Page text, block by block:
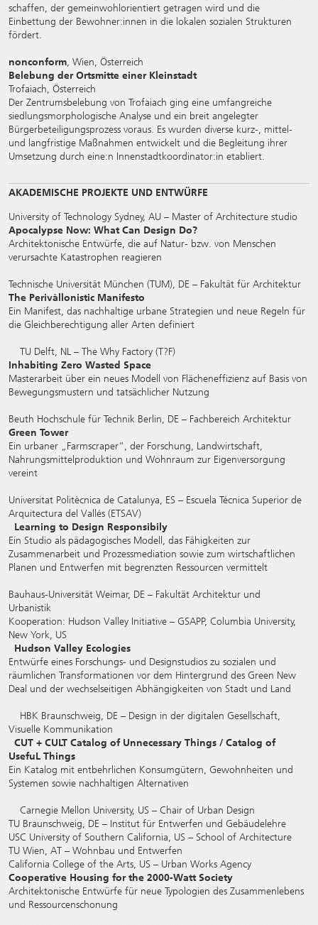
schaffen, der gemeinwohlorientiert getragen wird und die
Einbettung der Bewohner:innen in die lokalen sozialen Strukturen
fördert.
nonconform, Wien, Österreich
Belebung der Ortsmitte einer Kleinstadt
Trofaiach, Österreich
Der Zentrumsbelebung von Trofaiach ging eine umfangreiche
siedlungsmorphologische Analyse und ein breit angelegter
Bürgerbeteiligungsprozess voraus. Es wurden diverse kurz-, mittel-
und langfristige Maßnahmen entwickelt und die Begleitung ihrer
Umsetzung durch eine:n Innenstadtkoordinator:in etabliert.
AKADEMISCHE PROJEKTE UND ENTWÜRFE
University of Technology Sydney, AU – Master of Architecture studio
Apocalypse Now: What Can Design Do?
Architektonische Entwürfe, die auf Natur- bzw. von Menschen
verursachte Katastrophen reagieren
Technische Universität München (TUM), DE – Fakultät für Architektur
The Perivàllonistic Manifesto
Ein Manifest, das nachhaltige urbane Strategien und neue Regeln für
die Gleichberechtigung aller Arten definiert
TU Delft, NL – The Why Factory (T?F)
Inhabiting Zero Wasted Space
Masterarbeit über ein neues Modell von Flächeneffizienz auf Basis von
Bewegungsmustern und tatsächlicher Nutzung
Beuth Hochschule für Technik Berlin, DE – Fachbereich Architektur
Green Tower
Ein urbaner „Farmscraper“, der Forschung, Landwirtschaft,
Nahrungsmittelproduktion und Wohnraum zur Eigenversorgung
vereint
Universitat Politècnica de Catalunya, ES – Escuela Técnica Superior de
Arquitectura del Vallés (ETSAV)
Learning to Design Responsibily
Ein Studio als pädagogisches Modell, das Fähigkeiten zur
Zusammenarbeit und Prozessmediation sowie zum wirtschaftlichen
Planen und Entwerfen mit begrenzten Ressourcen vermittelt
Bauhaus-Universität Weimar, DE – Fakultät Architektur und
Urbanistik
Kooperation: Hudson Valley Initiative – GSAPP, Columbia University,
New York, US
Hudson Valley Ecologies
Entwürfe eines Forschungs- und Designstudios zu sozialen und
räumlichen Transformationen vor dem Hintergrund des Green New
Deal und der wechselseitigen Abhängigkeiten von Stadt und Land
HBK Braunschweig, DE – Design in der digitalen Gesellschaft,
Visuelle Kommunikation
CUT + CULT Catalog of Unnecessary Things / Catalog of
UsefuL Things
Ein Katalog mit entbehrlichen Konsumgütern, Gewohnheiten und
Systemen sowie nachhaltigen Alternativen
Carnegie Mellon University, US – Chair of Urban Design
TU Braunschweig, DE – Institut für Entwerfen und Gebäudelehre
USC University of Southern California, US – School of Architecture
TU Wien, AT – Wohnbau und Entwerfen
California College of the Arts, US – Urban Works Agency
Cooperative Housing for the 2000-Watt Society
Architektonische Entwürfe für neue Typologien des Zusammenlebens
und Ressourcenschonung